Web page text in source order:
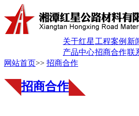
关于红星 工程案例 新
产品中心招商合作联
网站首页>> 招商合作
招商合作